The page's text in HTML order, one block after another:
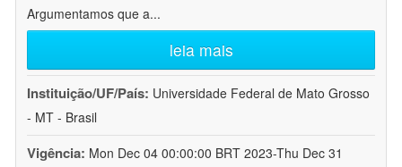
Argumentamos que a...
leia mais
Instituição/UF/País: Universidade Federal de Mato Grosso
- MT - Brasil
Vigência: Mon Dec 04 00:00:00 BRT 2023-Thu Dec 31